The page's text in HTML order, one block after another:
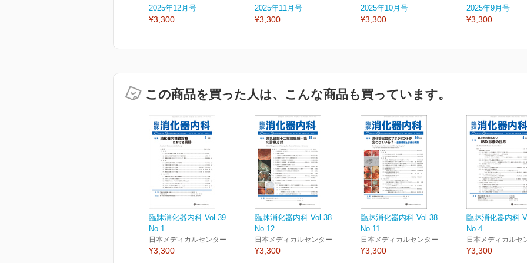
2025年12月号
¥3,300
2025年11月号
¥3,300
2025年10月号
¥3,300
2025年9月号
¥3,300
この商品を買った人は、こんな商品も買っています。
臨牀消化器内科 Vol.39
No.1
日本メディカルセンター
¥3,300
臨牀消化器内科 Vol.38
No.12
日本メディカルセンター
¥3,300
臨牀消化器内科 Vol.38
No.11
日本メディカルセンター
¥3,300
臨牀消化器内科
No.4
日本メディカルセ
¥3,300